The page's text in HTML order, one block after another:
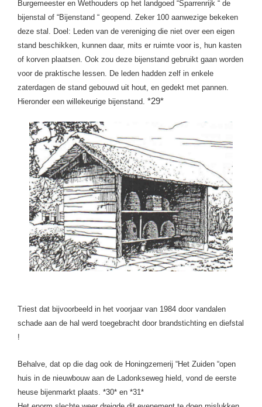
Burgemeester en Wethouders op het landgoed “Sparrenrijk “ de
bijenstal of “Bijenstand “ geopend. Zeker 100 aanwezige bekeken
deze stal. Doel: Leden van de vereniging die niet over een eigen
stand beschikken, kunnen daar, mits er ruimte voor is, hun kasten
of korven plaatsen. Ook zou deze bijenstand gebruikt gaan worden
voor de praktische lessen. De leden hadden zelf in enkele
zaterdagen de stand gebouwd uit hout, en gedekt met pannen.
Hieronder een willekeurige bijenstand. *29*
Triest dat bijvoorbeeld in het voorjaar van 1984 door vandalen
schade aan de hal werd toegebracht door brandstichting en diefstal
!
Behalve, dat op die dag ook de Honingzemerij “Het Zuiden “open
huis in de nieuwbouw aan de Ladonkseweg hield, vond de eerste
heuse bijenmarkt plaats. *30* en *31*